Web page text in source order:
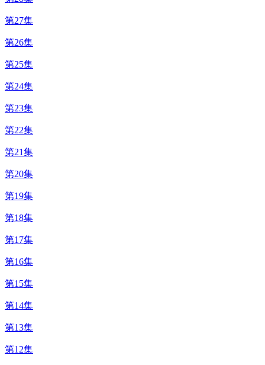
第27集
第26集
第25集
第24集
第23集
第22集
第21集
第20集
第19集
第18集
第17集
第16集
第15集
第14集
第13集
第12集